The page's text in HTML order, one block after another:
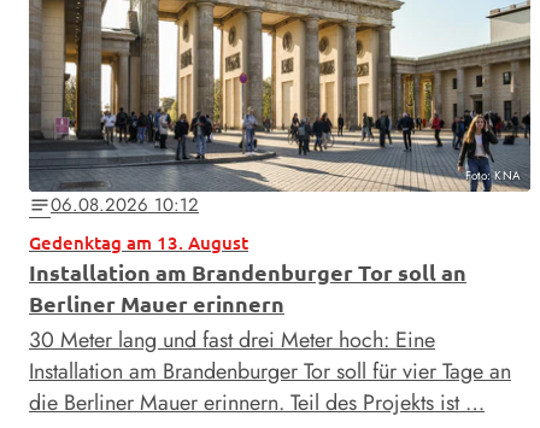
Foto: KNA
notes06.08.2026 10:12
Gedenktag am 13. August
Installation am Brandenburger Tor soll an
Berliner Mauer erinnern
30 Meter lang und fast drei Meter hoch: Eine
Installation am Brandenburger Tor soll für vier Tage an
die Berliner Mauer erinnern. Teil des Projekts ist …